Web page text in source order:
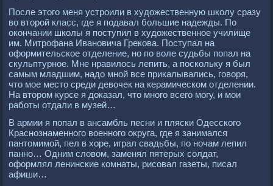
После этого меня устроили в художественную школу сразу
во второй класс, где я подавал большие надежды. По
окончании школы я поступил в художественное училище
им. Митрофана Ивановича Грекова. Поступал на
оформительское отделение, но по воле судьбы попал на
скульптурное. Мне нравилось лепить, а поскольку я был
самым младшим, надо мной все прикалывались, говоря,
что мое место среди девочек на керамическом отделении.
На втором курсе я доказал, что много всего могу, и мои
работы отдали в музей…
В армии я попал в ансамбль песни и пляски Одесского
Краснознаменного военного округа, где я занимался
пантомимой, пел в хоре, играл свадьбы, по ночам лепил
панно… Одним словом, заменял пятерых солдат,
оформлял ленинские комнаты, рисовал газеты, писал
афиши…